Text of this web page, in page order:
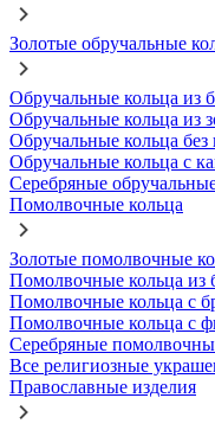
Золотые обручальные
Обручальные кольца из
Обручальные кольца из
Обручальные кольца без
Обручальные кольца с
Серебряные
Помолвочные кольца
Золотые помолвочные
Помолвочные кольца из
Помолвочные кольца с
Помолвочные кольца с
Серебряные
Все религиозные
Православные изделия